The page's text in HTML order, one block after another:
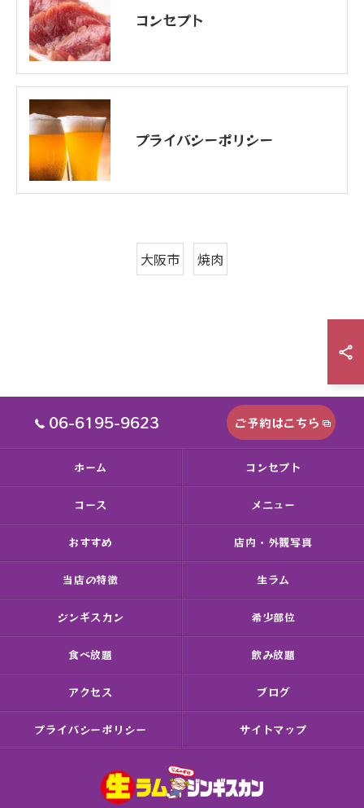
コンセプト
プライバシーポリシー
大阪市 焼肉
06-6195-9623 ご予約はこちら
ホーム コンセプト
コース メニュー
おすすめ 店内・外観写真
当店の特徴 生ラム
ジンギスカン 希少部位
食べ放題 飲み放題
アクセス ブログ
プライバシーポリシー サイトマップ